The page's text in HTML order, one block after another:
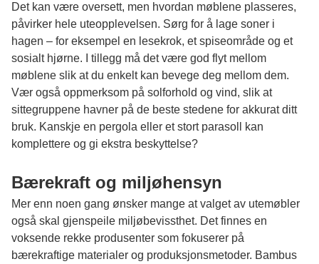
Det kan være oversett, men hvordan møblene plasseres,
påvirker hele uteopplevelsen. Sørg for å lage soner i
hagen – for eksempel en lesekrok, et spiseområde og et
sosialt hjørne. I tillegg må det være god flyt mellom
møblene slik at du enkelt kan bevege deg mellom dem.
Vær også oppmerksom på solforhold og vind, slik at
sittegruppene havner på de beste stedene for akkurat ditt
bruk. Kanskje en pergola eller et stort parasoll kan
komplettere og gi ekstra beskyttelse?
Bærekraft og miljøhensyn
Mer enn noen gang ønsker mange at valget av utemøbler
også skal gjenspeile miljøbevissthet. Det finnes en
voksende rekke produsenter som fokuserer på
bærekraftige materialer og produksjonsmetoder. Bambus